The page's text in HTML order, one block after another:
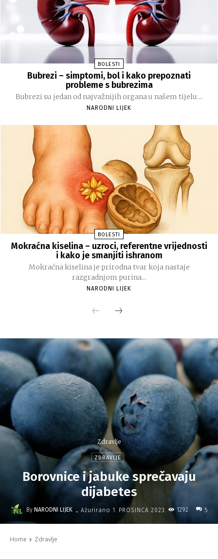
BOLESTI
Bubrezi – simptomi, bol i kako prepoznati
probleme s bubrezima
Bubrezi su jedan od najvažnijih organa u našem tijelu....
NARODNI LIJEK
BOLESTI
Mokraćna kiselina – uzroci, referentne vrijednosti
i kako je smanjiti ishranom
Mokraćna kiselina je prirodna tvar koja nastaje
razgradnjom purina...
NARODNI LIJEK